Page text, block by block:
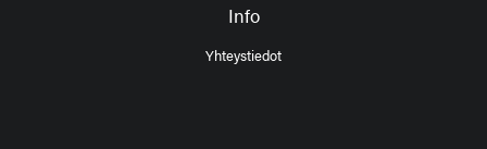
Info
Yhteystiedot